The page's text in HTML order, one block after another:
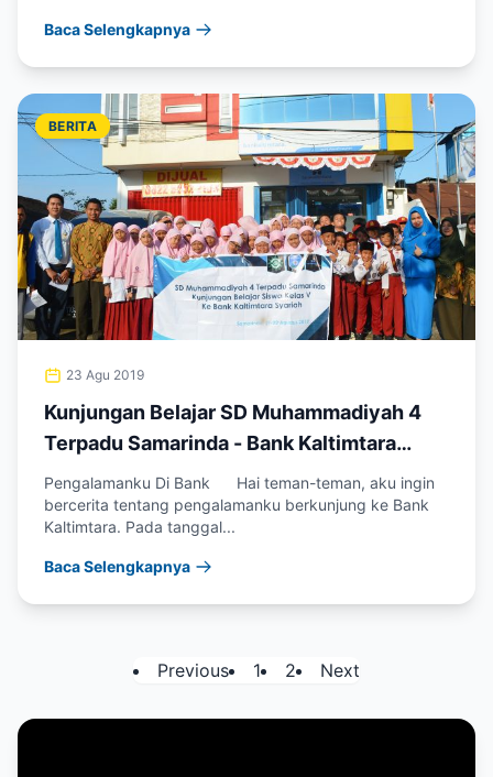
Baca Selengkapnya
BERITA
23 Agu 2019
Kunjungan Belajar SD Muhammadiyah 4
Terpadu Samarinda - Bank Kaltimtara
Syariah Sempaja
Pengalamanku Di Bank Hai teman-teman, aku ingin
bercerita tentang pengalamanku berkunjung ke Bank
Kaltimtara. Pada tanggal...
Baca Selengkapnya
Previous 1 2 Next